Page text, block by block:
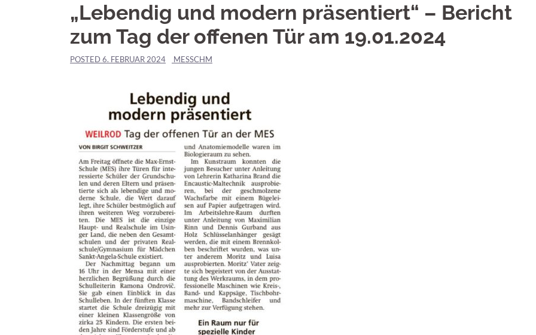
„Lebendig und modern präsentiert“ – Bericht
zum Tag der offenen Tür am 19.01.2024
POSTED6. FEBRUAR 2024 MESSCHM